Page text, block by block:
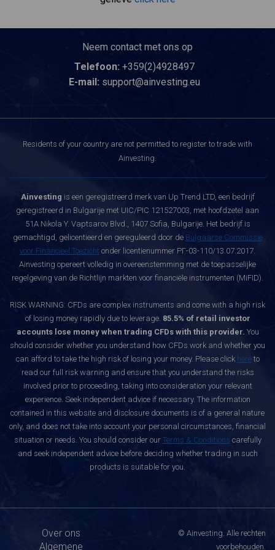
Neem contact met ons op
Telefoon: +359(2)4928497
E-mail: support@ainvesting.eu
Residents of your country are not permitted to register to trade with
Ainvesting.
Ainvesting is een geregistreerd merk van Up Trend LTD, een bedrijf
geregistreerd in Bulgarije met UIC/PIC 121527003, met hoofdzetel aan
51A Nikola Y. Vaptsarov Blvd., 1407 Sofia, Bulgarije. Het bedrijf is
gemachtigd, gelicentieerd en gereguleerd door de Bulgaarse Commissie
voor Financieel Toezicht onder licentienummer РГ-03-110/13.07.2017.
Ainvesting opereert volledig in overeenstemming met de toepasselijke
regelgeving van de Richtlijn markten voor financiële instrumenten (MiFID).
RISK WARNING: CFDs are complex instruments and come with a high risk
of losing money rapidly due to leverage. 85.5% of retail investor
accounts lose money when trading CFDs with this provider. You
should consider whether you understand how CFDs work and whether you
can afford to take the high risk of losing your money. Please click hereto
read our full risk warning and ensure that you understand the risks
involved prior to proceeding, taking into consideration your relevant
experience. Seek independent advice if necessary. The information
contained in this website and disclosure documents is of a general nature
only, and does not take into account your personal circumstances, financial
situation or needs. You should consider our Terms & Conditions carefully
and seek independent advice before deciding whether trading in such
products is suitable for you.
Over ons
Algemene
© Ainvesting. Alle rechten
voorbehouden.